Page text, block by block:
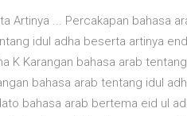
Artinya ... Percakapan bahasa
idul adha beserta artinya
K Karangan bahasa arab
bahasa arab tentang idul
bahasa arab bertema eid ul